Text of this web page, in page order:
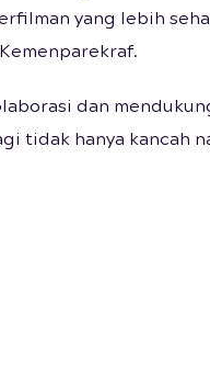
yang lebih
dan
tidak hanya kancah